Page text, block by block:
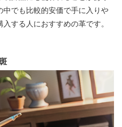
中でも比較的安価で手に入りや
する人におすすめの革です。